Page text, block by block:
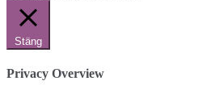
Stäng
Privacy Overview